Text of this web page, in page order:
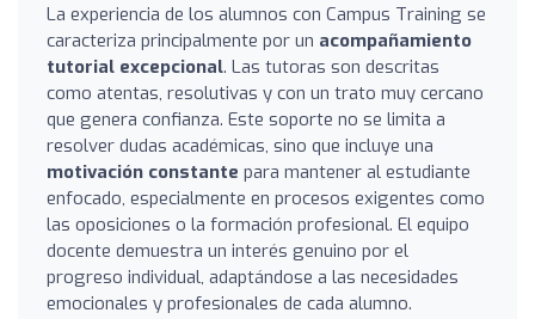
La experiencia de los alumnos con Campus Training se
caracteriza principalmente por un acompañamiento
tutorial excepcional. Las tutoras son descritas
como atentas, resolutivas y con un trato muy cercano
que genera confianza. Este soporte no se limita a
resolver dudas académicas, sino que incluye una
motivación constante para mantener al estudiante
enfocado, especialmente en procesos exigentes como
las oposiciones o la formación profesional. El equipo
docente demuestra un interés genuino por el
progreso individual, adaptándose a las necesidades
emocionales y profesionales de cada alumno.